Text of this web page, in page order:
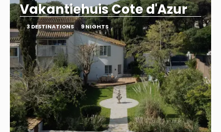
Vakantiehuis Cote d'Azur
3 DESTINATIONS 9 NIGHTS